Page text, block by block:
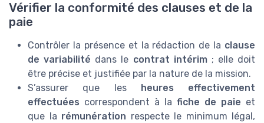
Vérifier la conformité des clauses et de la
paie
Contrôler la présence et la rédaction de la clause
de variabilité dans le contrat intérim; elle doit
être précise et justifiée par la nature de la mission.
S’assurer que les
heures effectivement
effectuées correspondent à la fiche de paie et
que la rémunération respecte le minimum légal,